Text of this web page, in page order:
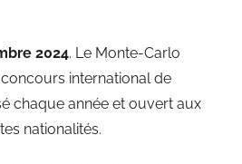
2024. Le Monte-Carlo
international de
chaque année et ouvert aux
nationalités.